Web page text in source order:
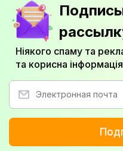
Ніякого спаму та
та корисна інформація